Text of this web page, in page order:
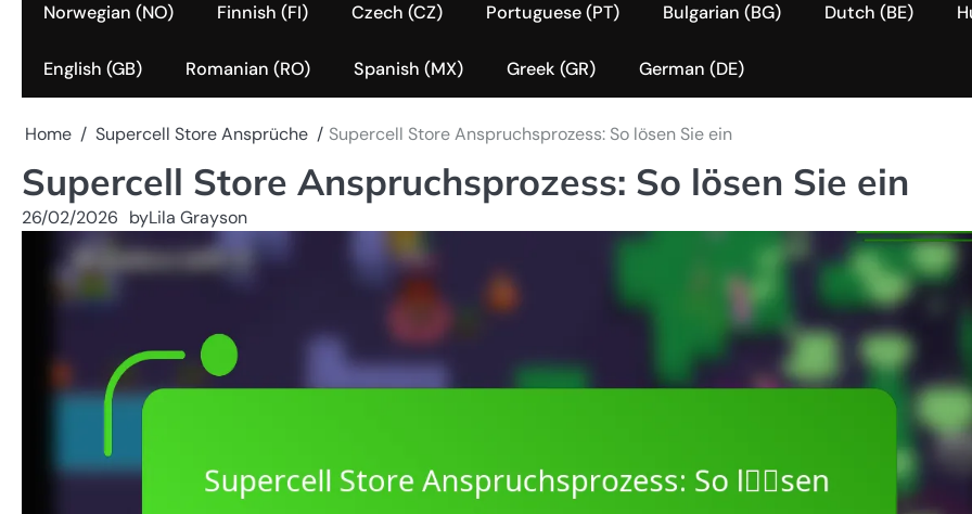
Norwegian (NO) Finnish (FI) Czech (CZ) Portuguese (PT) Bulgarian (BG) Dutch (BE)
English (GB) Romanian (RO) Spanish (MX) Greek (GR) German (DE)
Home Supercell Store Ansprüche Supercell Store Anspruchsprozess: So lösen Sie ein
Supercell Store Anspruchsprozess: So lösen Sie ein
26/02/2026 byLila Grayson